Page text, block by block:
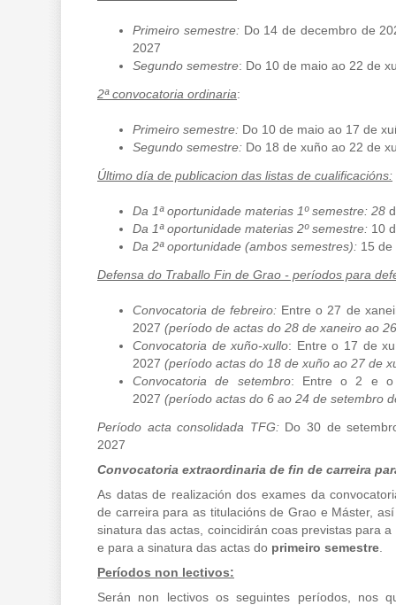
Primeiro semestre: Do 14 de decembro de
2027
Segundo semestre: Do 10 de maio ao 22 de
2ª convocatoria ordinaria:
Primeiro semestre: Do 10 de maio ao 17 de
Segundo semestre: Do 18 de xuño ao 22 de
Último día de publicacion das listas de cualificacións:
Da 1ª oportunidade materias 1º semestre: 28
Da 1ª oportunidade materias 2º semestre: 10
Da 2ª oportunidade (ambos semestres): 15 de
Defensa do Traballo Fin de Grao - períodos para
Convocatoria de febreiro: Entre o 27 de
2027 (período de actas do 28 de xaneiro ao
Convocatoria de xuño-xullo: Entre o 17 de
2027 (período actas do 18 de xuño ao 27 de
Convocatoria de setembro: Entre o 2 e o
2027 (período actas do 6 ao 24 de setembro
Período acta consolidada TFG: Do 30 de
2027
Convocatoria extraordinaria de fin de carreira
As datas de realización dos exames da
de carreira para as titulacións de Grao e Máster,
sinatura das actas, coincidirán coas previstas para
e para a sinatura das actas do primeiro semestre
Períodos non lectivos:
Serán non lectivos os seguintes períodos, nos